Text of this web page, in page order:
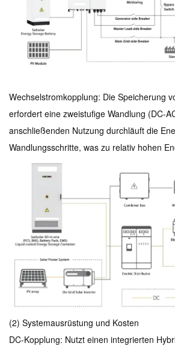
Wechselstromkopplung: Die Speicherung
erfordert eine zweistufige Wandlung (DC-
anschließenden Nutzung durchläuft die
Wandlungsschritte, was zu relativ hohen
(2) Systemausrüstung und Kosten
DC-Kopplung: Nutzt einen integrierten